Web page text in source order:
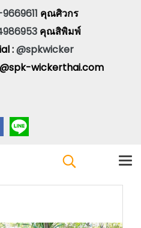
คุณศิวกร
คุณสิพิมพ์
:@spkwicker
wickerthai.com